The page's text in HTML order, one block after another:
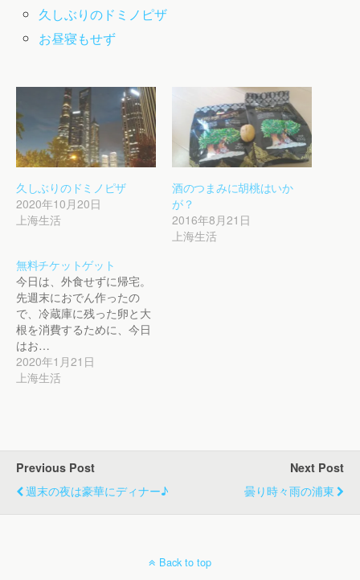
久しぶりのドミノピザ
お昼寝もせず
久しぶりのドミノピザ
2020年10月20日
上海生活
酒のつまみに胡桃はいか
が？
2016年8月21日
上海生活
無料チケットゲット
今日は、外食せずに帰宅。
先週末におでん作ったの
で、冷蔵庫に残った卵と大
根を消費するために、今日
はお…
2020年1月21日
上海生活
Previous Post
週末の夜は豪華にディナー♪
Next Post
曇り時々雨の浦東
Back to top